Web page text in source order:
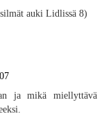
auki Lidlissä 8)
ja mikä miellyttävä